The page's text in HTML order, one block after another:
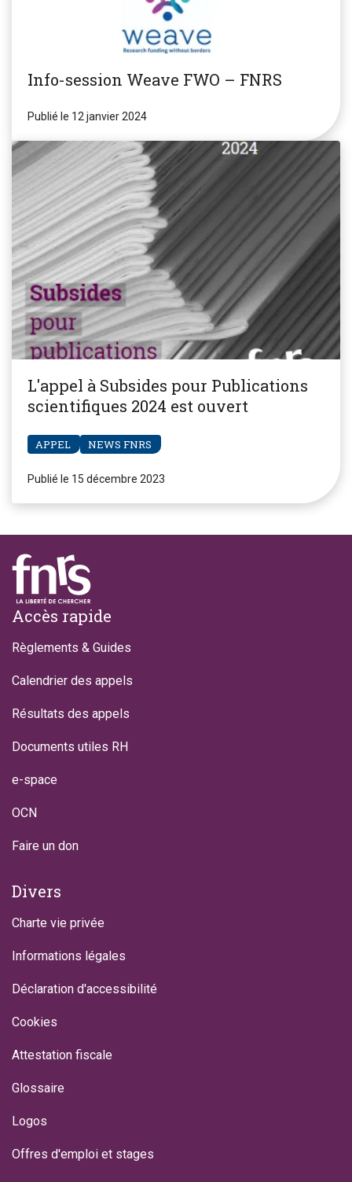
Info-session Weave FWO – FNRS
Publié le 12 janvier 2024
L'appel à Subsides pour Publications
scientifiques 2024 est ouvert
APPEL NEWS FNRS
Publié le 15 décembre 2023
Footer
Accès rapide
Règlements & Guides
Calendrier des appels
Résultats des appels
Documents utiles RH
e-space
OCN
Faire un don
Divers
Charte vie privée
Informations légales
Déclaration d'accessibilité
Cookies
Attestation fiscale
Glossaire
Logos
Offres d'emploi et stages